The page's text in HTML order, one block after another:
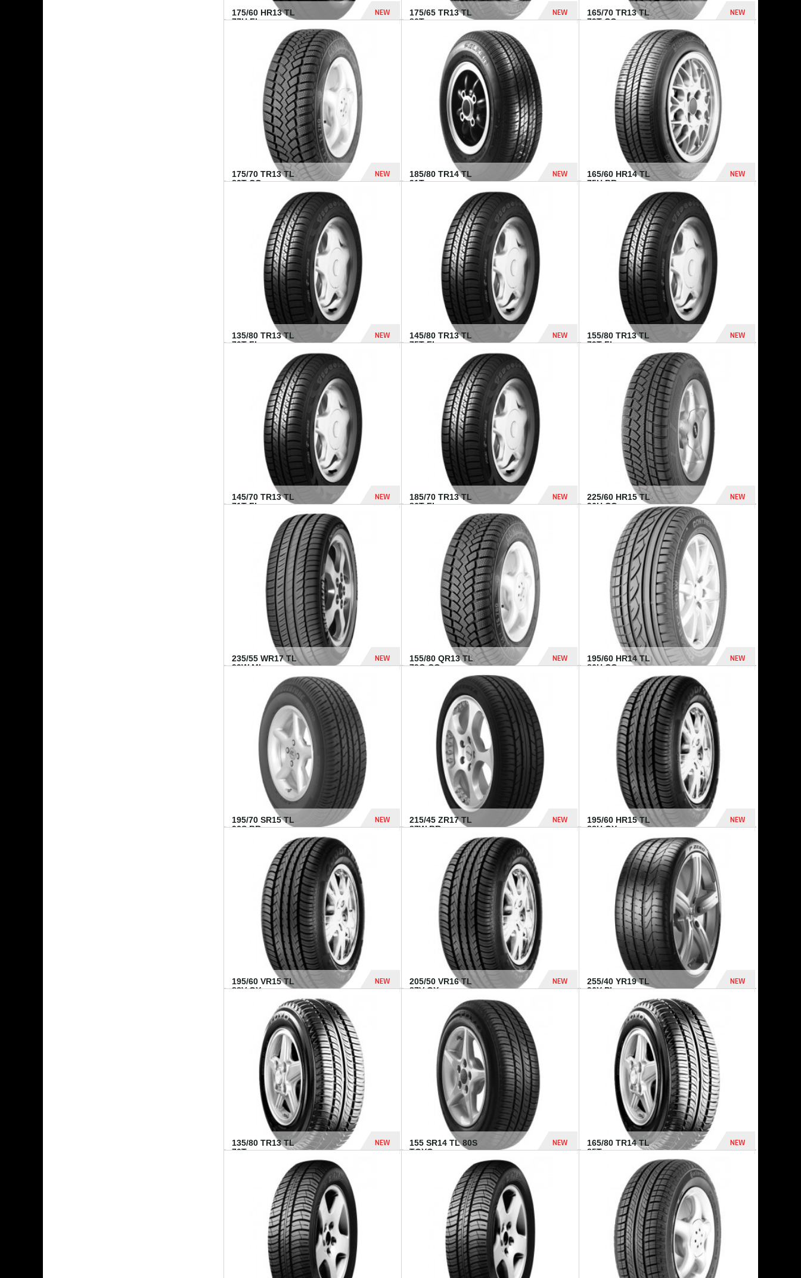
175/60 HR13 TL
77H FI...
NEW
394 Dhs
175/65 TR13 TL
80T...
NEW
165/70 TR13 TL
79T CO...
NEW
364 Dhs
175/70 TR13 TL
82T CO...
NEW
185/80 TR14 TL
91T...
NEW
448 Dhs
165/60 HR14 TL
75H BR...
NEW
135/80 TR13 TL
70T FI...
NEW
145/80 TR13 TL
75T FI...
NEW
155/80 TR13 TL
79T FI...
NEW
145/70 TR13 TL
71T FI...
NEW
185/70 TR13 TL
86T FI...
NEW
432 Dhs
225/60 HR15 TL
96H CO...
NEW
1 040 Dhs
235/55 WR17 TL
99W MI...
NEW
1 182 Dhs
155/80 QR13 TL
79Q CO...
NEW
195/60 HR14 TL
86H CO...
NEW
790 Dhs
195/70 SR15 TL
92S BR...
NEW
837 Dhs
215/45 ZR17 TL
87W BR...
NEW
955 Dhs
195/60 HR15 TL
88H GY...
NEW
195/60 VR15 TL
88V GY...
NEW
205/50 VR16 TL
87V GY...
NEW
255/40 YR19 TL
96Y PI...
NEW
1 771 Dhs
135/80 TR13 TL
70T...
NEW
155 SR14 TL 80S
TOYO...
NEW
165/80 TR14 TL
85T...
NEW
458 Dhs